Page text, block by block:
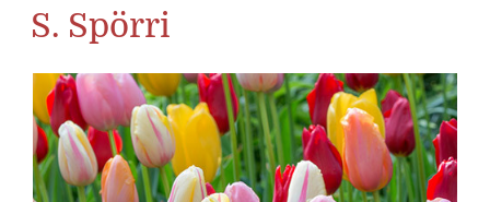
S. Spörri